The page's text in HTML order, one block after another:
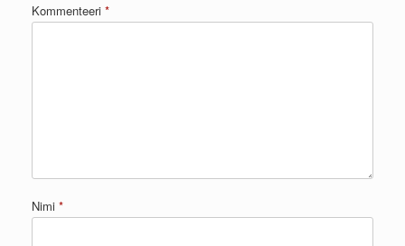
Kommenteeri *
Nimi *